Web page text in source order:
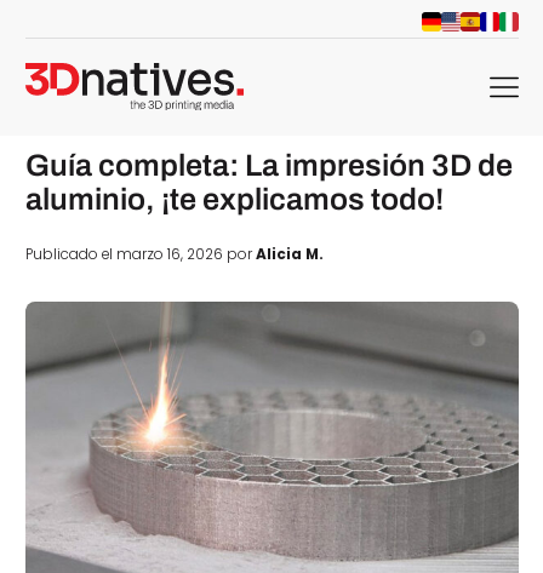
menu
Guía completa: La impresión 3D de
aluminio, ¡te explicamos todo!
Publicado el marzo 16, 2026 porAlicia M.